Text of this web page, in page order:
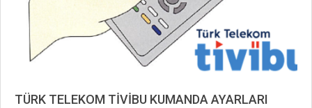
TÜRK TELEKOM TİVİBU KUMANDA AYARLARI